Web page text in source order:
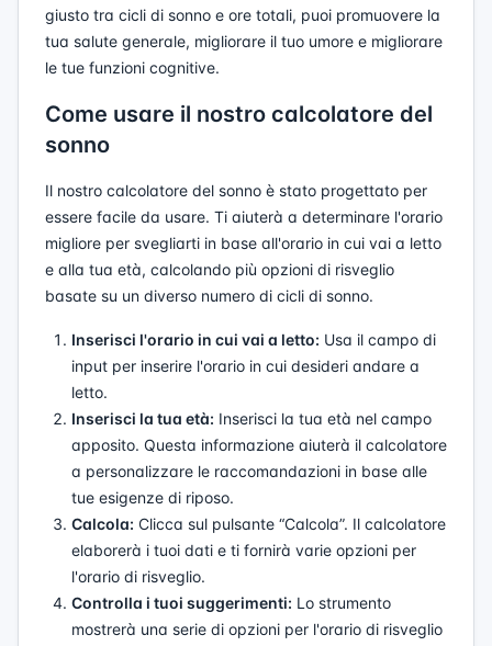
giusto tra cicli di sonno e ore totali, puoi promuovere la
tua salute generale, migliorare il tuo umore e migliorare
le tue funzioni cognitive.
Come usare il nostro calcolatore del
sonno
Il nostro calcolatore del sonno è stato progettato per
essere facile da usare. Ti aiuterà a determinare l'orario
migliore per svegliarti in base all'orario in cui vai a letto
e alla tua età, calcolando più opzioni di risveglio
basate su un diverso numero di cicli di sonno.
Inserisci l'orario in cui vai a letto: Usa il campo di
input per inserire l'orario in cui desideri andare a
letto.
Inserisci la tua età: Inserisci la tua età nel campo
apposito. Questa informazione aiuterà il calcolatore
a personalizzare le raccomandazioni in base alle
tue esigenze di riposo.
Calcola: Clicca sul pulsante “Calcola”. Il calcolatore
elaborerà i tuoi dati e ti fornirà varie opzioni per
l'orario di risveglio.
Controlla i tuoi suggerimenti: Lo strumento
mostrerà una serie di opzioni per l'orario di risveglio